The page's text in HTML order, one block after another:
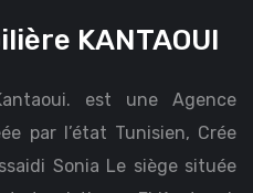
KANTAOUI
est une Agence
par l’état Tunisien, Crée
Sonia Le siège située